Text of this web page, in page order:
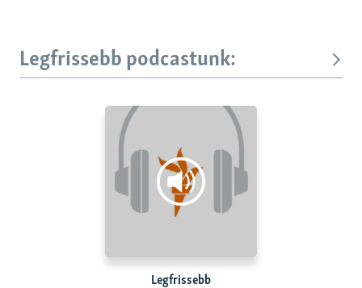
Legfrissebb podcastunk:
Legfrissebb